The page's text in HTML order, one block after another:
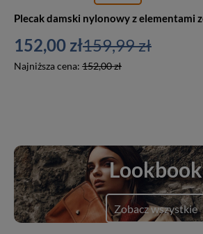
152,00 zł
Najniższa cena: 152,00 zł
159,99 zł
Lookbook
Zobacz wszystkie